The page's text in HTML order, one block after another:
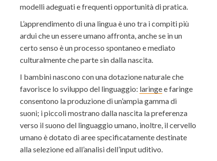
modelli adeguati e frequenti opportunità di pratica.
L’apprendimento di una lingua è uno tra i compiti più
ardui che un essere umano affronta, anche se in un
certo senso è un processo spontaneo e mediato
culturalmente che parte sin dalla nascita.
I bambini nascono con una dotazione naturale che
favorisce lo sviluppo del linguaggio: laringee faringe
consentono la produzione di un’ampia gamma di
suoni; i piccoli mostrano dalla nascita la preferenza
verso il suono del linguaggio umano, inoltre, il cervello
umano è dotato di aree specificatamente destinate
alla selezione ed all’analisi dell’input uditivo.